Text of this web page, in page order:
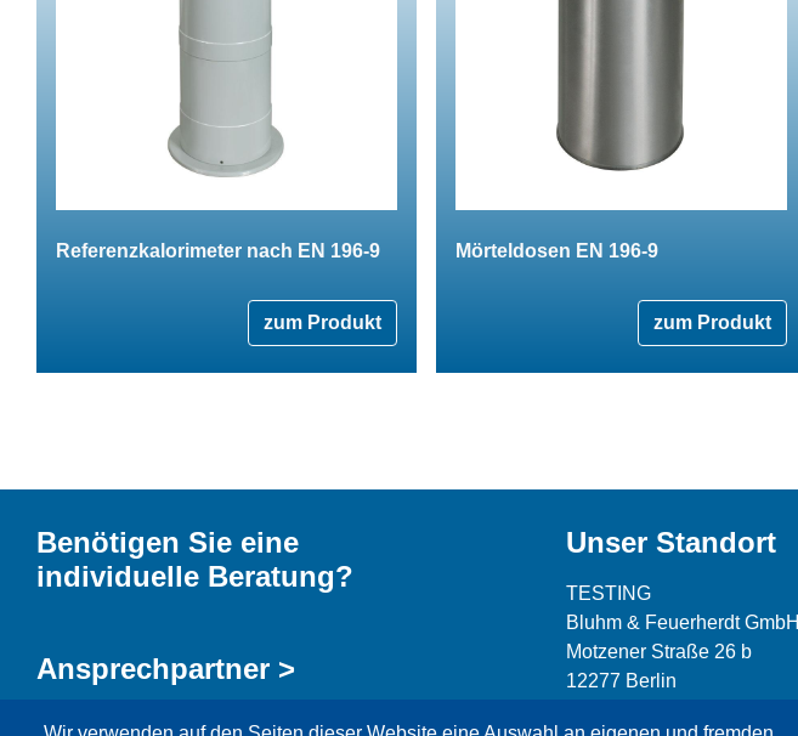
Referenzkalorimeter nach EN 196-9
zum Produkt
Mörteldosen EN 196-9
zum Produkt
Benötigen Sie eine
individuelle Beratung?
Ansprechpartner >
Unser Standort
TESTING
Bluhm & Feuerherdt GmbH
Motzener Straße 26 b
12277 Berlin